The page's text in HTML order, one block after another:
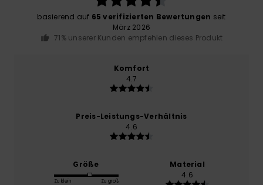
basierend auf 65 verifizierten Bewertungen seit
März 2026
71% unserer Kunden empfehlen dieses Produkt
Komfort
4.7
Preis-Leistungs-Verhältnis
4.6
Größe
Zu klein Zu groß
Material
4.6